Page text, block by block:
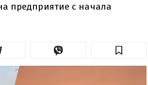
предприятие с начала